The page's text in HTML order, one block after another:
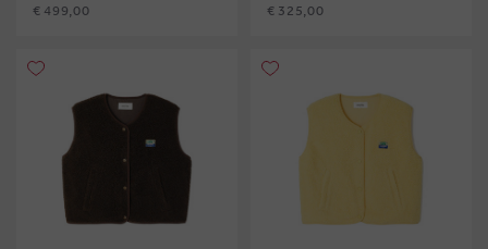
€ 499,00 € 325,00